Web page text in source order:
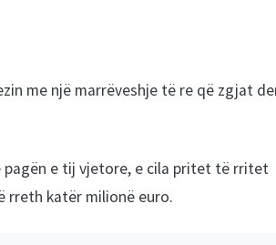
me një marrëveshje të re që zgjat
pagën e tij vjetore, e cila pritet të rritet
rreth katër milionë euro.